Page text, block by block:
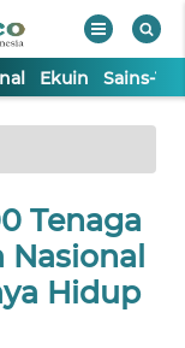
Ekuin Sains-
Tenaga
Hidup